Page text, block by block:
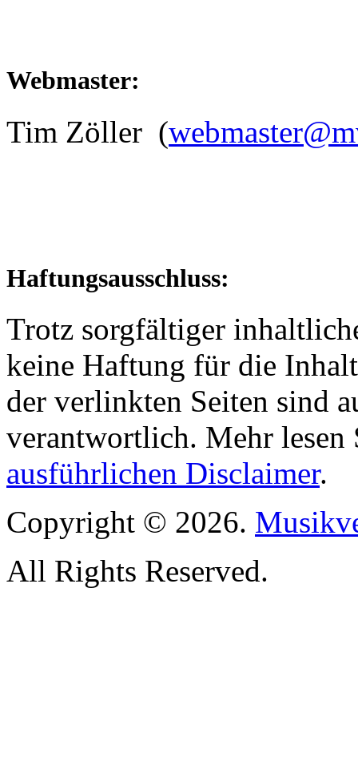
Webmaster:
Tim Zöller (
Haftungsausschluss:
Trotz sorgfältiger
keine Haftung für die
der verlinkten Seiten sind
verantwortlich. Mehr lesen
ausführlichen Disclaimer.
Copyright © 2026.
All Rights Reserved.